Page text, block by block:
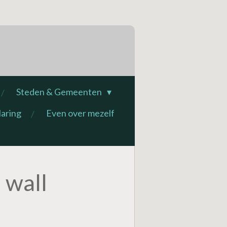
Steden & Gemeenten
Even over mezelf